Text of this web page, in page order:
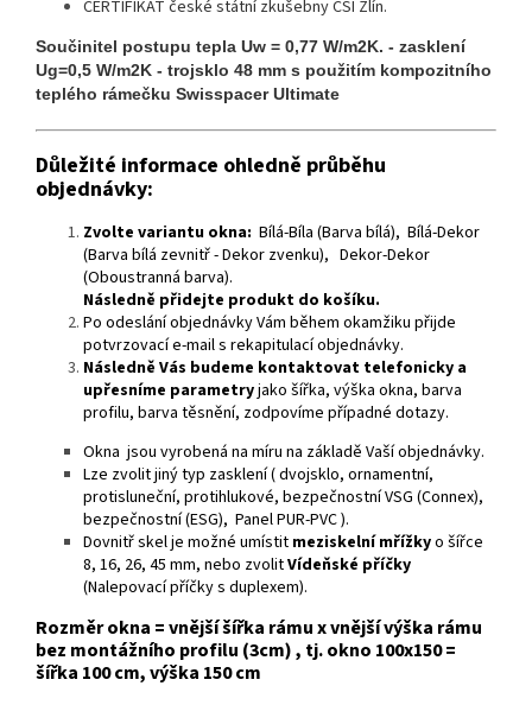
CERTIFIKÁT české státní zkušebny CSI Zlín.
Součinitel postupu tepla Uw = 0,77 W/m2K. - zasklení
Ug=0,5 W/m2K - trojsklo 48 mm s použitím kompozitního
teplého rámečku Swisspacer Ultimate
Důležité informace ohledně průběhu
objednávky:
Zvolte variantu okna: Bílá-Bíla (Barva bílá), Bílá-Dekor
(Barva bílá zevnitř - Dekor zvenku), Dekor-Dekor
(Oboustranná barva).
Následně přidejte produkt do košíku.
Po odeslání objednávky Vám během okamžiku přijde
potvrzovací e-mail s rekapitulací objednávky.
Následně Vás budeme kontaktovat telefonicky a
upřesníme parametryjako šířka, výška okna, barva
profilu, barva těsnění, zodpovíme případné dotazy.
Okna jsou vyrobená na míru na základě Vaší objednávky.
Lze zvolit jiný typ zasklení ( dvojsklo, ornamentní,
protisluneční, protihlukové, bezpečnostní VSG (Connex),
bezpečnostní (ESG), Panel PUR-PVC ).
Dovnitř skel je možné umístit meziskelní mřížkyo šířce
8, 16, 26, 45 mm, nebo zvolitVídeňské příčky
(Nalepovací příčky s duplexem).
Rozměr okna = vnější šířka rámu x vnější výška rámu
bez montážního profilu (3cm) , tj. okno 100x150 =
šířka 100 cm, výška 150 cm